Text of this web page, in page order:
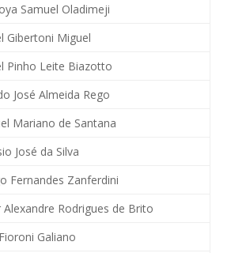
Samuel Oladimeji
Gibertoni Miguel
Pinho Leite Biazotto
José Almeida Rego
Mariano de Santana
José da Silva
Fernandes Zanferdini
Rodrigues de Brito
Galiano